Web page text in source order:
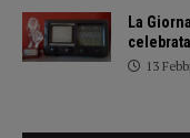
La
13